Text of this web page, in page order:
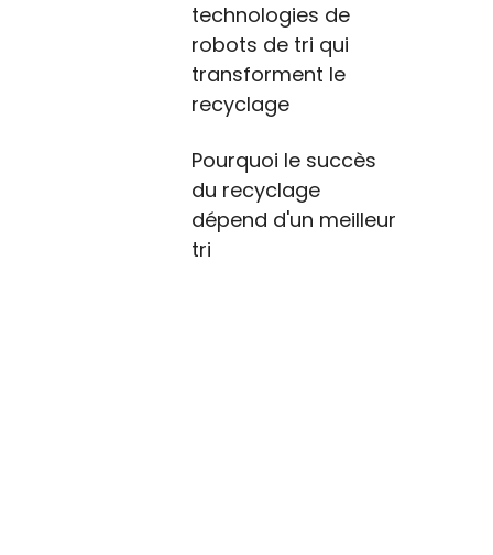
technologies de
robots de tri qui
transforment le
recyclage
Pourquoi le succès
du recyclage
dépend d'un meilleur
tri